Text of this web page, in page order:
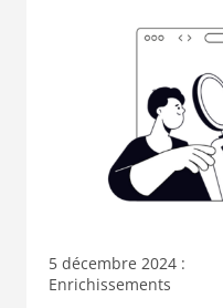
5 décembre 2024 :
Enrichissements